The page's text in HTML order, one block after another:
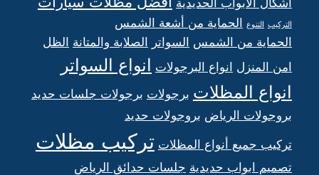
التركيب التنوع الحماية من أشعة الشمس
الحماية من الشمس السواتر الصلابة والمتانة الظل
امن المنزل انواع البرجولات انواع السواتر
انواع المظلات برجولات برجولات جلسات حديد
بروجولات الرياض بروجولات حديد
تركيب جميع أنواع المظلات تركيب مظلات
تصميم ابواب حديدية جلسات حدائق الرياض